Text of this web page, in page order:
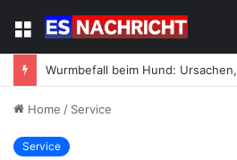
Menu
Home / Service
Service